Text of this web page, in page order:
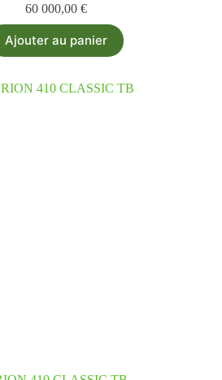
60 000,00 €
Ajouter au panier